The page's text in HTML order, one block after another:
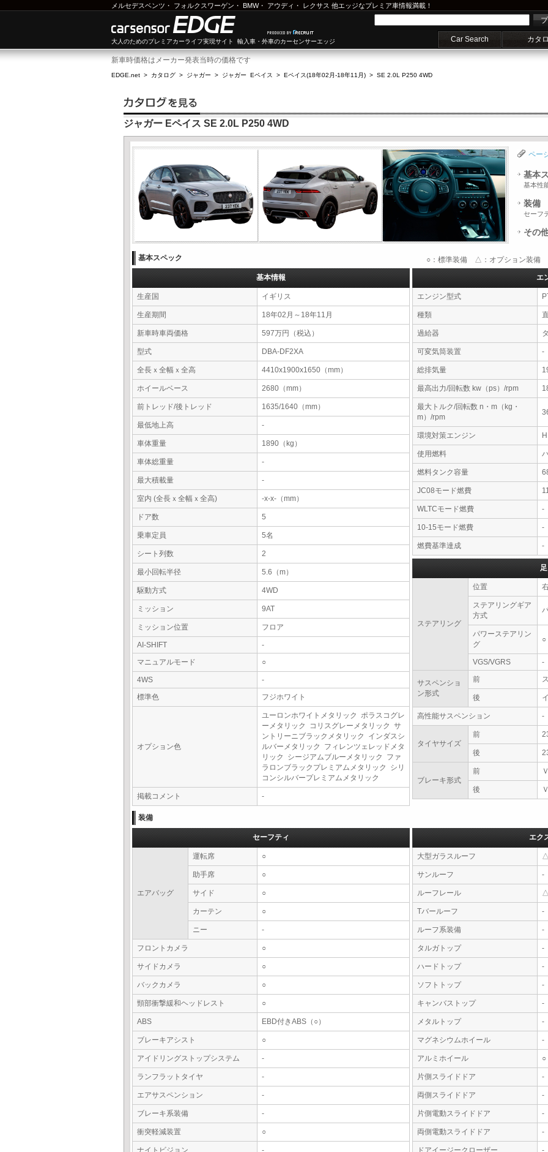
メルセデスベンツ ・ フォルクスワーゲン ・ BMW・ アウディ ・ レクサス 他エッジなプレミア車情報満載！
大人のためのプレミアカーライフ実現サイト 輸入車・外車のカーセンサーエッジ Car Search カタ
新車時価格はメーカー発表当時の価格です
EDGE.net > カタログ > ジャガー > ジャガー Eペイス > Eペイス(18年02月-18年11月) > SE 2.0L P250 4WD
ジャガー Eペイス SE 2.0L P250 4WD
ペー
基本
基本性
装備
セーフ
その
基本スペック ○：標準装備 △：オプション装備 -
基本情報
生産国 イギリス
生産期間 18年02月～18年11月
新車時車両価格 597万円（税込）
型式 DBA-DF2XA
全長ｘ全幅ｘ全高 4410x1900x1650（mm）
ホイールベース 2680（mm）
前トレッド/後トレッド 1635/1640（mm）
最低地上高 -
車体重量 1890（kg）
車体総重量 -
最大積載量 -
室内 (全長ｘ全幅ｘ全高) -x-x-（mm）
ドア数 5
乗車定員 5名
シート列数 2
最小回転半径 5.6（m）
駆動方式 4WD
ミッション 9AT
ミッション位置 フロア
AI-SHIFT
-
マニュアルモード
○
4WS
-
標準色
フジホワイト
オプション色
ユーロンホワイトメタリック ポラスコグレ
ーメタリック コリスグレーメタリック サ
ントリーニブラックメタリック インダスシ
ルバーメタリック フィレンツェレッドメタ
リック シージアムブルーメタリック ファ
ラロンブラックプレミアムメタリック シリ
コンシルバープレミアムメタリック
掲載コメント -
エ
エンジン型式
種類
過給器
可変気筒装置 -
総排気量
最高出力/回転数 kw（ps）/rpm
最大トルク/回転数 n・m（kg・
m）/rpm
環境対策エンジン
使用燃料
燃料タンク容量
JC08モード燃費
WLTCモード燃費 -
10-15モード燃費 -
燃費基準達成 -
ステアリング
位置
ステアリングギア
方式
パワーステアリン
グ
○
VGS/VGRS -
サスペンショ
ン形式
前
後
高性能サスペンション -
タイヤサイズ
前
後
ブレーキ形式
前
後
装備
セーフティ
エアバッグ
運転席 ○
助手席 ○
サイド ○
カーテン ○
ニー -
フロントカメラ ○
サイドカメラ ○
バックカメラ ○
頸部衝撃緩和ヘッドレスト ○
ABS EBD付きABS（○）
ブレーキアシスト ○
アイドリングストップシステム -
ランフラットタイヤ -
エアサスペンション -
ブレーキ系装備 -
衝突軽減装置 ○
ナイトビジョン -
エク
大型ガラスルーフ
サンルーフ -
ルーフレール
Tバールーフ -
ルーフ系装備 -
タルガトップ -
ハードトップ -
ソフトトップ -
キャンバストップ -
メタルトップ -
マグネシウムホイール -
アルミホイール ○
片側スライドドア -
両側スライドドア -
片側電動スライドドア -
両側電動スライドドア -
ドアイージークローザー -